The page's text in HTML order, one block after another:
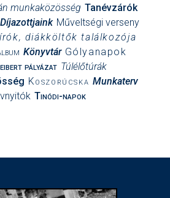
munkaközösség Tanévzárók
Díjazottjaink Műveltségi verseny
diákköltők találkozója
Könyvtár Gólyanapok
pályázat Túlélőtúrák
Koszorúcska Munkaterv
Tinódi-napok